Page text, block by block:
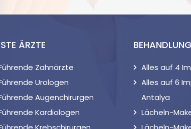
ÄRZTE
Zahnärzte
Urologen
Augenchirurgen
Kardiologen
Alles auf 4
Alles auf 6
Antalya
Lächeln-